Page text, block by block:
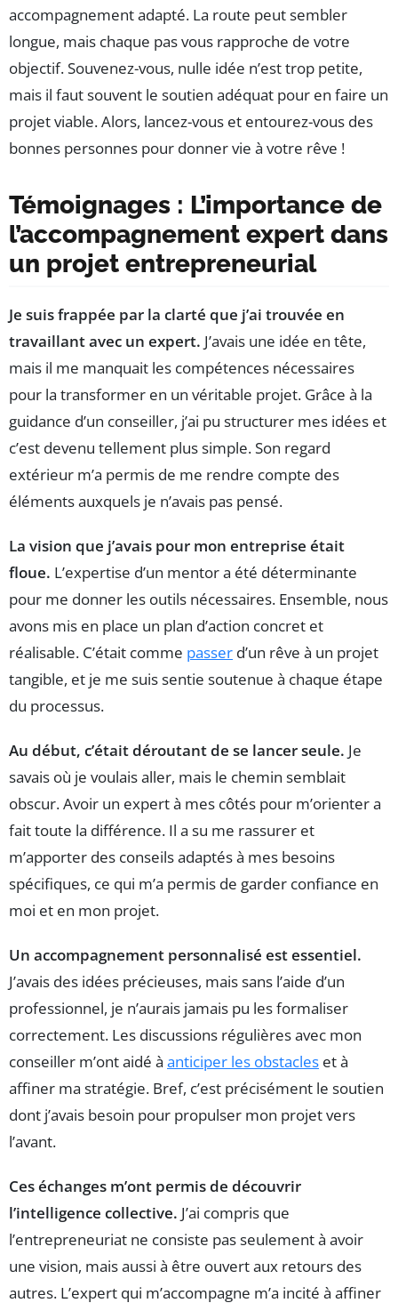
accompagnement adapté. La route peut sembler
longue, mais chaque pas vous rapproche de votre
objectif. Souvenez-vous, nulle idée n’est trop petite,
mais il faut souvent le soutien adéquat pour en faire un
projet viable. Alors, lancez-vous et entourez-vous des
bonnes personnes pour donner vie à votre rêve !
Témoignages : L’importance de
l’accompagnement expert dans
un projet entrepreneurial
Je suis frappée par la clarté que j’ai trouvée en
travaillant avec un expert. J’avais une idée en tête,
mais il me manquait les compétences nécessaires
pour la transformer en un véritable projet. Grâce à la
guidance d’un conseiller, j’ai pu structurer mes idées et
c’est devenu tellement plus simple. Son regard
extérieur m’a permis de me rendre compte des
éléments auxquels je n’avais pas pensé.
La vision que j’avais pour mon entreprise était
floue. L’expertise d’un mentor a été déterminante
pour me donner les outils nécessaires. Ensemble, nous
avons mis en place un plan d’action concret et
réalisable. C’était comme passer d’un rêve à un projet
tangible, et je me suis sentie soutenue à chaque étape
du processus.
Au début, c’était déroutant de se lancer seule. Je
savais où je voulais aller, mais le chemin semblait
obscur. Avoir un expert à mes côtés pour m’orienter a
fait toute la différence. Il a su me rassurer et
m’apporter des conseils adaptés à mes besoins
spécifiques, ce qui m’a permis de garder confiance en
moi et en mon projet.
Un accompagnement personnalisé est essentiel.
J’avais des idées précieuses, mais sans l’aide d’un
professionnel, je n’aurais jamais pu les formaliser
correctement. Les discussions régulières avec mon
conseiller m’ont aidé à anticiper les obstacles et à
affiner ma stratégie. Bref, c’est précisément le soutien
dont j’avais besoin pour propulser mon projet vers
l’avant.
Ces échanges m’ont permis de découvrir
l’intelligence collective. J’ai compris que
l’entrepreneuriat ne consiste pas seulement à avoir
une vision, mais aussi à être ouvert aux retours des
autres. L’expert qui m’accompagne m’a incité à affiner